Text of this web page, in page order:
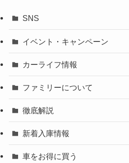
SNS
イベント・キャンペーン
カーライフ情報
ファミリーについて
徹底解説
新着入庫情報
車をお得に買う